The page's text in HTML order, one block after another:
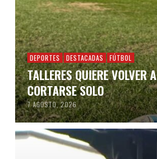
DEPORTES DESTACADAS FÚTBOL
TALLERES QUIERE VOLVER A
CORTARSE SOLO
7 AGOSTO, 2026